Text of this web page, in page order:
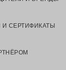
И СЕРТИФИКАТЫ